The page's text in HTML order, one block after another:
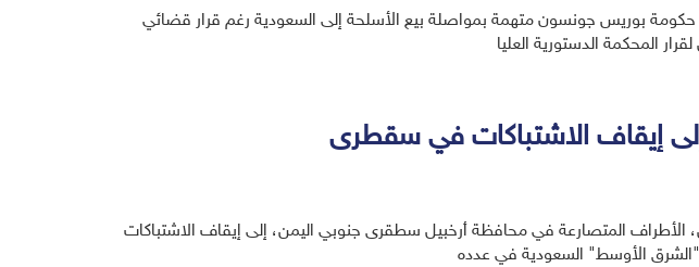
حكومة بوريس جونسون متهمة بمواصلة بيع الأسلحة إلى السعودية رغم قرار قضائي
المحكمة الدستورية العليا
إلى إيقاف الاشتباكات في سقطرى
الأطراف المتصارعة في محافظة أرخبيل سطقرى جنوبي اليمن، إلى إيقاف الاشتباكات
الأوسط" السعودية في عدده